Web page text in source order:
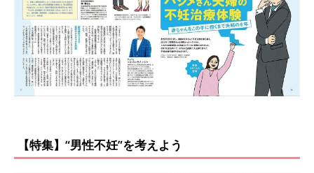
【特集】“男性不妊”を考えよう